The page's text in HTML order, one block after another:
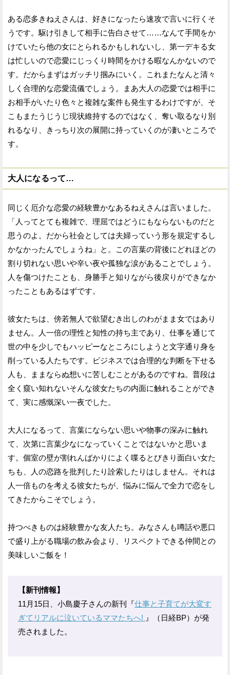
ある恋多きねえさんは、好きになったら速攻で言いに行くそ
うです。駆け引きして相手に告白させて……なんて手間をか
けていたら他の女にとられるかもしれないし、第一デキる女
は忙しいので恋愛にじっくり時間をかける暇なんかないので
す。だからまずはガッチリ掴みにいく。これまたなんと清々
しく合理的な恋愛流儀でしょう。まあ大人の恋愛では相手に
お相手がいたり色々と複雑な案件も発生するわけですが、そ
こもまたうじうじ現状維持するのではなく、奪い取るなり別
れるなり、きっちり次の展開に持っていくのが凄いところで
す。
大人になるって…
同じく厄介な恋愛の経験豊かなあるねえさんは言いました。
「人ってとても複雑で、理屈ではどうにもならないものだと
思うのよ。だから社会としては夫婦っていう形を規定するし
かなかったんでしょうね」と。この言葉の背後にどれほどの
割り切れない思いや辛い夜や孤独な涙があることでしょう。
人を傷つけたことも、身勝手と知りながら後戻りができなか
ったこともあるはずです。
彼女たちは、傍若無人で欲望むき出しのわがまま女ではあり
ません。人一倍の理性と知性の持ち主であり、仕事を通じて
世の中を少しでもハッピーなところにしようと文字通り身を
削っている人たちです。ビジネスでは合理的な判断を下せる
人も、ままならぬ想いに苦しむことがあるのですね。普段は
全く窺い知れないそんな彼女たちの内面に触れることができ
て、実に感慨深い一夜でした。
大人になるって、言葉にならない思いや物事の深みに触れ
て、次第に言葉少なになっていくことではないかと思いま
す。個室の壁が割れんばかりによく喋るとびきり面白い女た
ちも、人の恋路を批判したり詮索したりはしません。それは
人一倍ものを考える彼女たちが、悩みに悩んで全力で恋をし
てきたからこそでしょう。
持つべきものは経験豊かな友人たち。みなさんも噂話や悪口
で盛り上がる職場の飲み会より、リスペクトできる仲間との
美味しいご飯を！
【新刊情報】
11月15日、小島慶子さんの新刊『仕事と子育てが大変す
ぎてリアルに泣いているママたちへ! 』（日経BP）が発
売されました。